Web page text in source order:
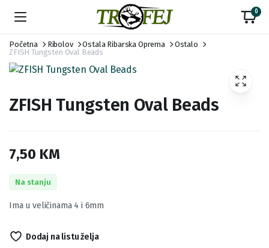
0
Početna Ribolov Ostala Ribarska Oprema
Ostalo
ZFISH Tungsten Oval Beads
ZFISH Tungsten Oval Beads
7,50 KM
Na stanju
Ima u veličinama 4 i 6mm
Dodaj na listu želja